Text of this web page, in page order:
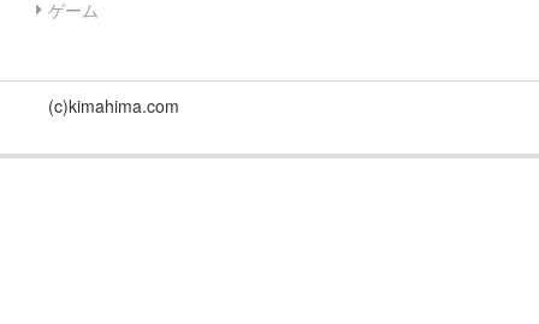
ゲーム
(c)kimahima.com